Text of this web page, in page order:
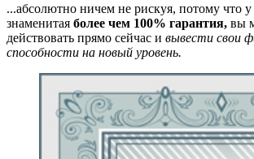
...абсолютно ничем не рискуя, потому что у
знаменитая более чем 100% гарантия, вы
действовать прямо сейчас и вывести свои
способности на новый уровень.